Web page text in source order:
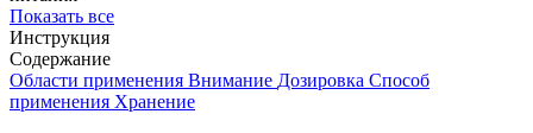
Показать все
Инструкция
Содержание
Области применения Внимание Дозировка Способ
применения Хранение